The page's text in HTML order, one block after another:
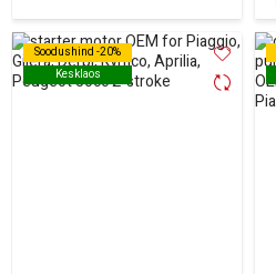
Soodushind -20%
Kesklaos
Soodushind -20%
Kesklaos